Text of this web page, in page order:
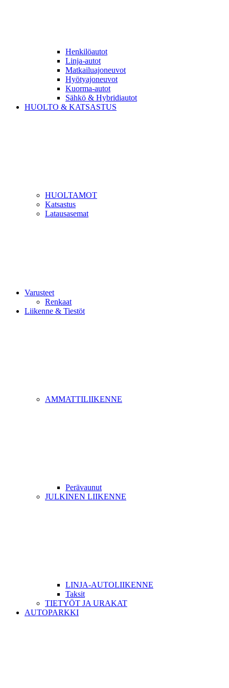
Henkilöautot
Linja-autot
Matkailuajoneuvot
Hyötyajoneuvot
Kuorma-autot
Sähkö & Hybridiautot
HUOLTO & KATSASTUS
HUOLTAMOT
Katsastus
Latausasemat
Varusteet
Renkaat
Liikenne & Tiestöt
AMMATTILIIKENNE
Perävaunut
JULKINEN LIIKENNE
LINJA-AUTOLIIKENNE
Taksit
TIETYÖT JA URAKAT
AUTOPARKKI